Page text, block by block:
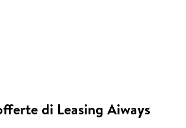
di Leasing Aiways